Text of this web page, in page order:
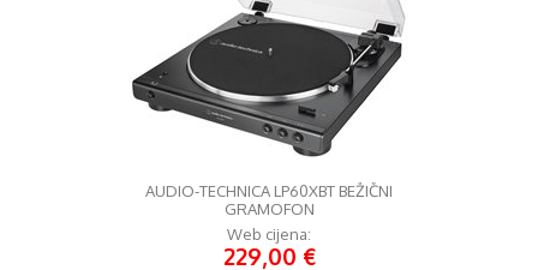
AUDIO-TECHNICA LP60XBT BEŽIČNI
GRAMOFON
Web cijena:
229,00 €